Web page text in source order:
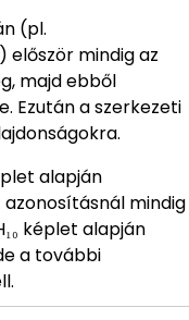
(pl.
mindig az
majd ebből
Ezután a szerkezeti
alapján
mindig
képlet alapján
a további